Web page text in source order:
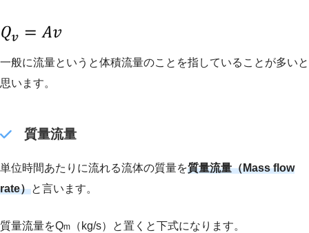
一般に流量というと体積流量のことを指していることが多いと
思います。
質量流量
単位時間あたりに流れる流体の質量を質量流量（Mass flow
rate）と言います。
質量流量をQm （kg/s）と置くと下式になります。